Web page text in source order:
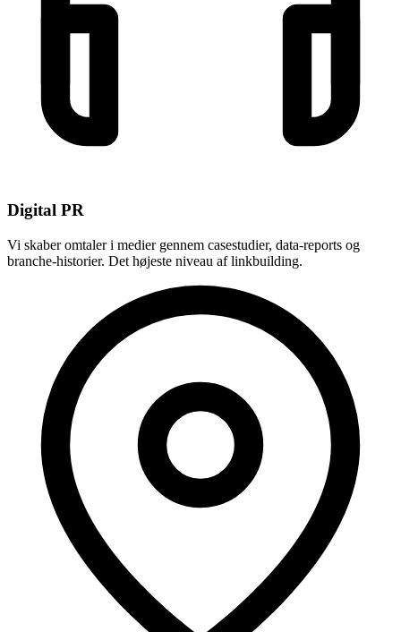
Digital PR
Vi skaber omtaler i medier gennem casestudier, data-reports og
branche-historier. Det højeste niveau af linkbuilding.